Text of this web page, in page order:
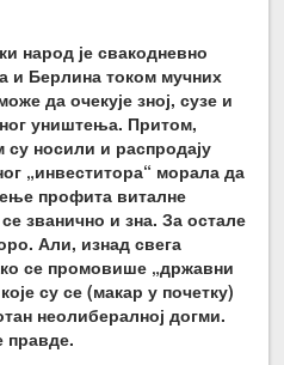
народ је свакодневно
и Берлина током мучних
да очекује зној, сузе и
уништења. Притом,
су носили и распродају
„инвеститора“ морала да
профита виталне
званично и зна. За остале
Али, изнад свега
се промовише „државни
су се (макар у почетку)
неолибералној догми.
правде.